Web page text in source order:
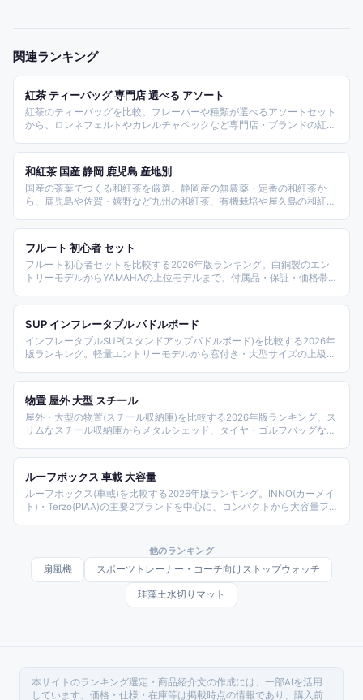
関連ランキング
紅茶 ティーバッグ 専門店 選べる アソート
紅茶のティーバッグを比較。フレーバーや種類が選べるアソートセット
から、ロンネフェルトやカレルチャペックなど専門店・ブランドの紅
に使える紅茶ティーバッグのランキングです。
和紅茶 国産 静岡 鹿児島 産地別
国産の茶葉でつくる和紅茶を厳選。静岡産の無農薬・定番の和紅茶か
ら、鹿児島や佐賀・嬉野など九州の和紅茶、有機栽培や屋久島の和紅
に、茶葉の産地や栽培・タイプの違いから選び方を解説します。
フルート 初心者 セット
フルート初心者セットを比較する2026年版ランキング。白銅製のエン
トリーモデルからYAMAHAの上位モデルまで、付属品・保証・価格帯別
SUP インフレータブル パドルボード
インフレータブルSUP(スタンドアップパドルボード)を比較する2026年
版ランキング。軽量エントリーモデルから窓付き・大型サイズの上級モ
物置 屋外 大型 スチール
屋外・大型の物置(スチール収納庫)を比較する2026年版ランキング。ス
リムなスチール収納庫からメタルシェッド、タイヤ・ゴルフバッグなど
ルーフボックス 車載 大容量
ルーフボックス(車載)を比較する2026年版ランキング。INNO(カーメイ
ト)・Terzo(PIAA)の主要2ブランドを中心に、コンパクトから大容量フ
他のランキング
扇風機 スポーツトレーナー・コーチ向けストップウォッチ
珪藻土水切りマット
本サイトのランキング選定・商品紹介文の作成には、一部AIを活用
しています。価格・仕様・在庫等は掲載時点の情報であり、購入前